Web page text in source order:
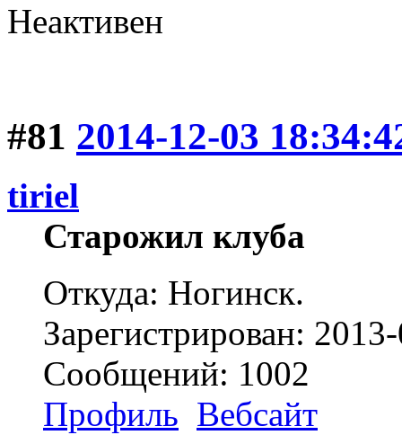
Неактивен
#81 2014-12-03
tiriel
Старожил клуба
Откуда: Ногинск.
Зарегистрирован:
Сообщений: 1002
Профиль Вебсайт